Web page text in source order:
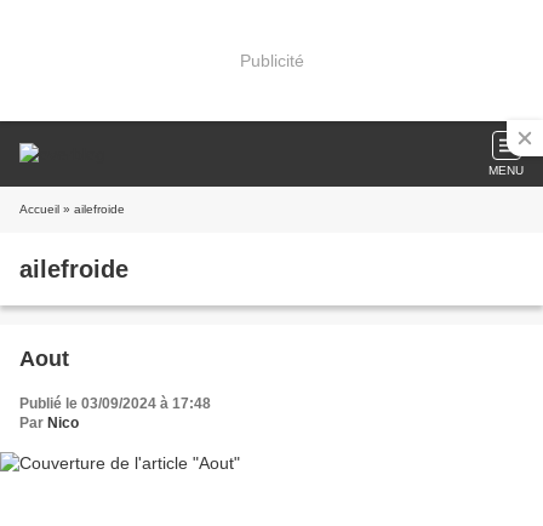
Publicité
MENU
Accueil » ailefroide
ailefroide
Aout
Publié le 03/09/2024 à 17:48
Par Nico